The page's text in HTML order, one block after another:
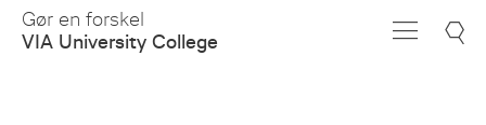
Skip
Main
Gør en forskel
VIA University College